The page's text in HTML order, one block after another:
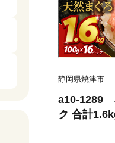
静岡県焼津市
a10-1289
ク 合計